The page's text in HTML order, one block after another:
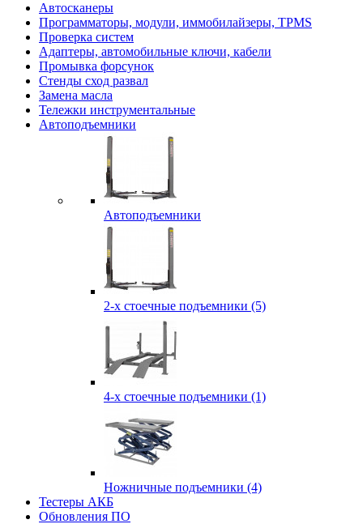
Автосканеры
Программаторы, модули, иммобилайзеры, TPMS
Проверка систем
Адаптеры, автомобильные ключи, кабели
Промывка форсунок
Стенды сход развал
Замена масла
Тележки инструментальные
Автоподъемники
Автоподъемники
2-х стоечные подъемники (5)
4-х стоечные подъемники (1)
Ножничные подъемники (4)
Тестеры АКБ
Обновления ПО